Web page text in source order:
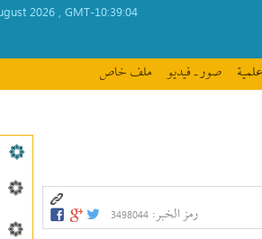
GMT-10:39:04
صور ـ فيديو ملف خاص
رمز الخبر:3498044